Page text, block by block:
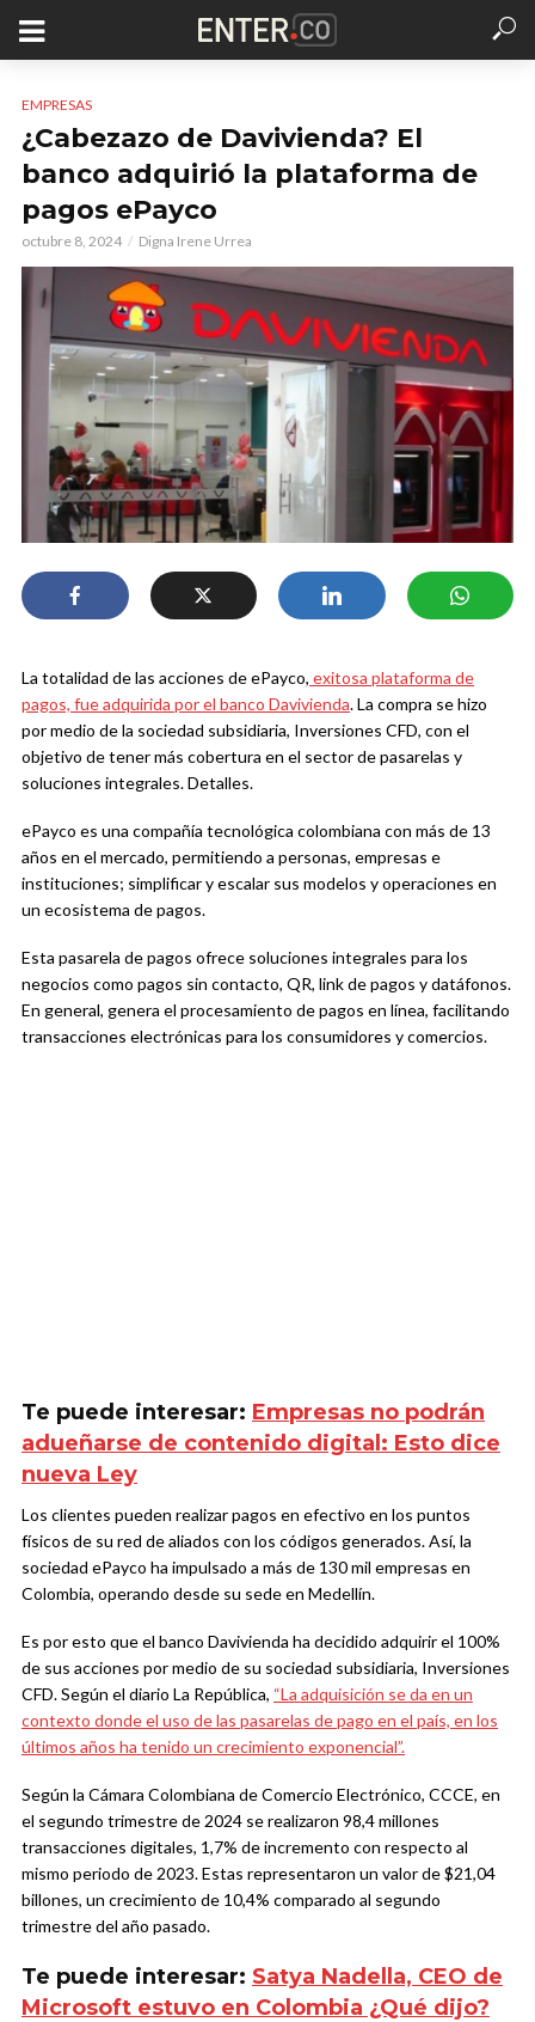
EMPRESAS
¿Cabezazo de Davivienda? El
banco adquirió la plataforma de
pagos ePayco
octubre 8, 2024 Digna Irene Urrea
La totalidad de las acciones de ePayco, exitosa plataforma de
pagos, fue adquirida por el banco Davivienda. La compra se hizo
por medio de la sociedad subsidiaria, Inversiones CFD, con el
objetivo de tener más cobertura en el sector de pasarelas y
soluciones integrales. Detalles.
ePayco es una compañía tecnológica colombiana con más de 13
años en el mercado, permitiendo a personas, empresas e
instituciones; simplificar y escalar sus modelos y operaciones en
un ecosistema de pagos.
Esta pasarela de pagos ofrece soluciones integrales para los
negocios como pagos sin contacto, QR, link de pagos y datáfonos.
En general, genera el procesamiento de pagos en línea, facilitando
transacciones electrónicas para los consumidores y comercios.
Te puede interesar: Empresas no podrán
adueñarse de contenido digital: Esto dice
nueva Ley
Los clientes pueden realizar pagos en efectivo en los puntos
físicos de su red de aliados con los códigos generados. Así, la
sociedad ePayco ha impulsado a más de 130 mil empresas en
Colombia, operando desde su sede en Medellín.
Es por esto que el banco Davivienda ha decidido adquirir el 100%
de sus acciones por medio de su sociedad subsidiaria, Inversiones
CFD. Según el diario La República, “La adquisición se da en un
contexto donde el uso de las pasarelas de pago en el país, en los
últimos años ha tenido un crecimiento exponencial”.
Según la Cámara Colombiana de Comercio Electrónico, CCCE, en
el segundo trimestre de 2024 se realizaron 98,4 millones
transacciones digitales, 1,7% de incremento con respecto al
mismo periodo de 2023. Estas representaron un valor de $21,04
billones, un crecimiento de 10,4% comparado al segundo
trimestre del año pasado.
Te puede interesar: Satya Nadella, CEO de
Microsoft estuvo en Colombia ¿Qué dijo?